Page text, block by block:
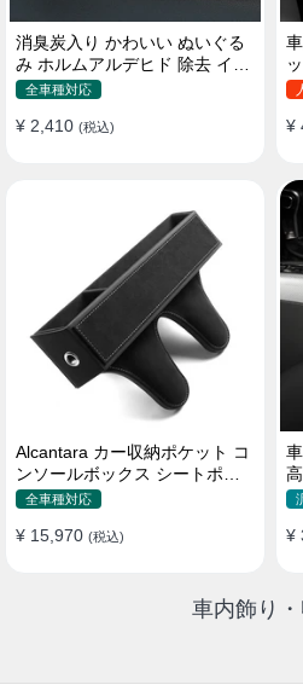
消臭炭入り かわいい ぬいぐる
み ホルムアルデヒド 除去 イン
テリア 贈り物
全車種対応
¥ 2,410 (税込) ¥
Alcantara カー収納ポケット コ
ンソールボックス シートポケ
ット 隙間ポケットセット
全車種対応
¥ 15,970 (税込) ¥
車内飾り